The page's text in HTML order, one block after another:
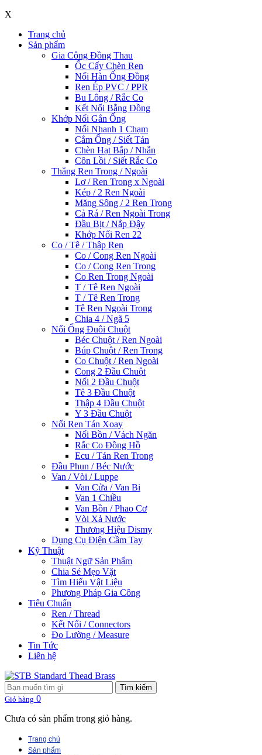
X
Trang chủ
Sản phẩm
Gia Công Đồng Thau
Ốc Cấy Chèn Ren
Nối Hàn Ống Đồng
Ren Ép PVC / PPR
Bu Lông / Rắc Co
Kết Nối Bằng Đồng
Khớp Nối Gắn Ống
Nối Nhanh 1 Chạm
Cắm Ống / Siết Tán
Chèn Hạt Bắp / Nhẫn
Côn Lồi / Siết Rắc Co
Thẳng Ren Trong / Ngoài
Lơ / Ren Trong x Ngoài
Kép / 2 Ren Ngoài
Măng Sông / 2 Ren Trong
Cả Rá / Ren Ngoài Trong
Đầu Bịt / Nắp Đậy
Khớp Nối Ren 22
Co / Tê / Thập Ren
Co / Cong Ren Ngoài
Co / Cong Ren Trong
Co Ren Trong Ngoài
T / Tê Ren Ngoài
T / Tê Ren Trong
Tê Ren Ngoài Trong
Chia 4 / Ngã 5
Nối Ống Đuôi Chuột
Béc Chuột / Ren Ngoài
Búp Chuột / Ren Trong
Co Chuột / Ren Ngoài
Cong 2 Đầu Chuột
Nối 2 Đầu Chuột
Tê 3 Đầu Chuột
Thập 4 Đầu Chuột
Y 3 Đầu Chuột
Nối Ren Tán Xoay
Nối Bồn / Vách Ngăn
Rắc Co Đồng Hồ
Ecu / Tán Ren Trong
Đầu Phun / Béc Nước
Van / Vòi / Luppe
Van Cửa / Van Bi
Van 1 Chiều
Van Bồn / Phao Cơ
Vòi Xả Nước
Thương Hiệu Dismy
Dụng Cụ Điện Cầm Tay
Kỹ Thuật
Thuật Ngữ Sản Phẩm
Chia Sẻ Mẹo Vặt
Tìm Hiểu Vật Liệu
Phương Pháp Gia Công
Tiêu Chuẩn
Ren / Thread
Kết Nối / Connectors
Đo Lường / Measure
Tin Tức
Liên hệ
Tìm kiếm
Giỏ hàng 0
Chưa có sản phẩm trong giỏ hàng.
Trang chủ
Sản phẩm